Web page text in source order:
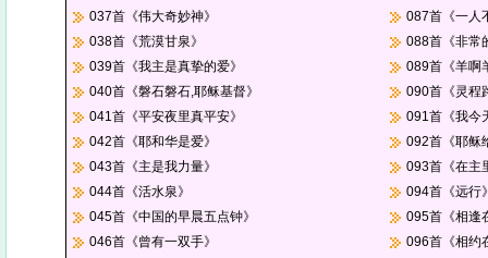
037首《伟大奇妙神》
038首《荒漠甘泉》
039首《我主是真挚的爱》
040首《磐石磐石,耶稣基督》
041首《平安夜里真平安》
042首《耶和华是爱》
043首《主是我力量》
044首《活水泉》
045首《中国的早晨五点钟》
046首《曾有一双手》
087首《一人
088首《非常
089首《羊啊
090首《灵程
091首《我今
092首《耶稣
093首《在主
094首《远行
095首《相逢
096首《相约